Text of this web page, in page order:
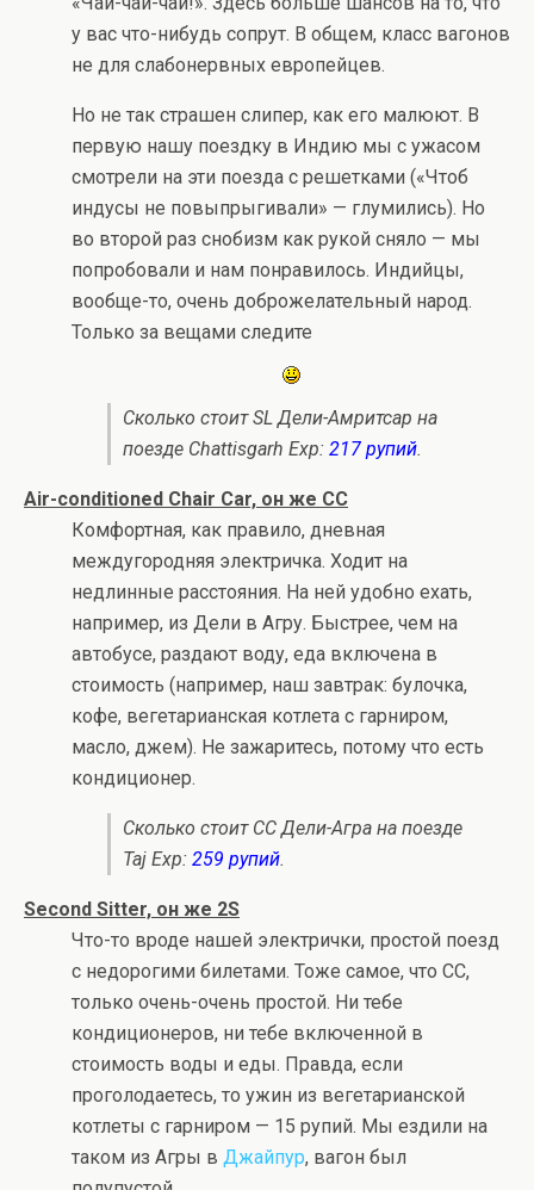
у вас что-нибудь сопрут. В общем, класс вагонов
не для слабонервных европейцев.
Но не так страшен слипер, как его малюют. В
первую нашу поездку в Индию мы с ужасом
смотрели на эти поезда с решетками («Чтоб
индусы не повыпрыгивали» — глумились). Но
во второй раз снобизм как рукой сняло — мы
попробовали и нам понравилось. Индийцы,
вообще-то, очень доброжелательный народ.
Только за вещами следите
Сколько стоит SL Дели-Амритсар на
поезде Chattisgarh Exp: 217 рупий.
Air-conditioned Chair Car, он же CC
Комфортная, как правило, дневная
междугородняя электричка. Ходит на
недлинные расстояния. На ней удобно ехать,
например, из Дели в Агру. Быстрее, чем на
автобусе, раздают воду, еда включена в
стоимость (например, наш завтрак: булочка,
кофе, вегетарианская котлета с гарниром,
масло, джем). Не зажаритесь, потому что есть
кондиционер.
Сколько стоит CC Дели-Агра на поезде
Taj Exp: 259 рупий.
Second Sitter, он же 2S
Что-то вроде нашей электрички, простой поезд
с недорогими билетами. Тоже самое, что CC,
только очень-очень простой. Ни тебе
кондиционеров, ни тебе включенной в
стоимость воды и еды. Правда, если
проголодаетесь, то ужин из вегетарианской
котлеты с гарниром — 15 рупий. Мы ездили на
таком из Агры в Джайпур, вагон был